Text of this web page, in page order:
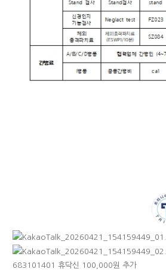
683101401 휴닥신 100,000원 추가